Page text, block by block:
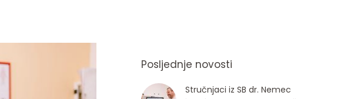
Posljednje novosti
Stručnjaci iz SB dr. Nemec